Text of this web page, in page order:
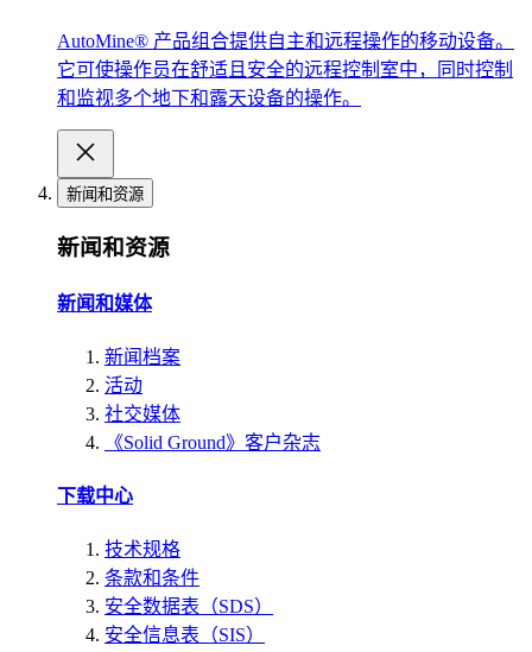
AutoMine® 产品组合提供自主和远程操作的移动设备。
它可使操作员在舒适且安全的远程控制室中，同时控制
和监视多个地下和露天设备的操作。
新闻和资源
新闻和资源
新闻和媒体
新闻档案
活动
社交媒体
《Solid Ground》客户杂志
下载中心
技术规格
条款和条件
安全数据表（SDS）
安全信息表（SIS）